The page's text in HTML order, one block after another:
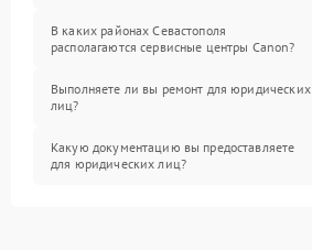
В каких районах Севастополя
располагаются сервисные центры Canon?
Выполняете ли вы ремонт для юридических
лиц?
Какую документацию вы предоставляете
для юридических лиц?